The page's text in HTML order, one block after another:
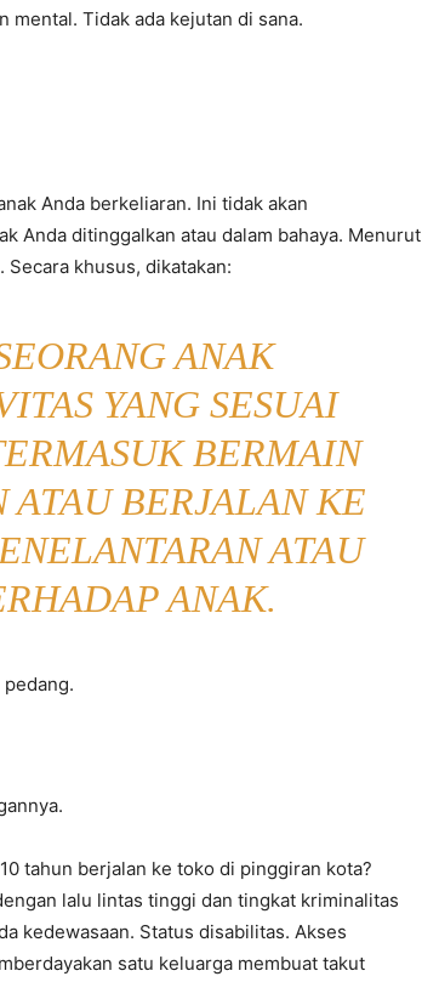
mental. Tidak ada kejutan di sana.
Anda berkeliaran. Ini tidak akan
Anda ditinggalkan atau dalam bahaya. Menurut
khusus, dikatakan:
ANAK
YANG SESUAI
BERMAIN
ATAU BERJALAN KE
ATAU
ANAK.
tahun berjalan ke toko di pinggiran kota?
lalu lintas tinggi dan tingkat kriminalitas
kedewasaan. Status disabilitas. Akses
satu keluarga membuat takut